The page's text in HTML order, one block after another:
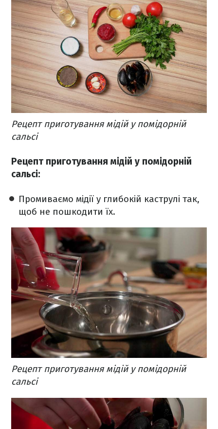
Рецепт приготування мідій у помідорній
сальсі
Рецепт приготування мідій у помідорній
сальсі:
​Промиваємо мідії у глибокій каструлі так,
щоб не пошкодити їх.
Рецепт приготування мідій у помідорній
сальсі